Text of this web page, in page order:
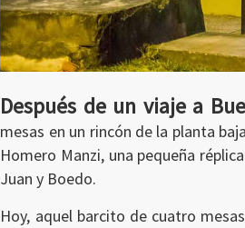
Después de un viaje a
mesas en un rincón de la planta
Homero Manzi, una pequeña
Juan y Boedo.
Hoy, aquel barcito de cuatro